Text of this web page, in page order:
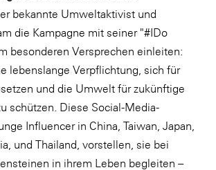
bekannte Umweltaktivist und
die Kampagne mit seiner "#IDo
besonderen Versprechen einleiten:
lebenslange Verpflichtung, sich für
und die Umwelt für zukünftige
schützen. Diese Social-Media-
Influencer in China, Taiwan Japan
, und Thailand , vorstellen, sie bei
in ihrem Leben begleiten –